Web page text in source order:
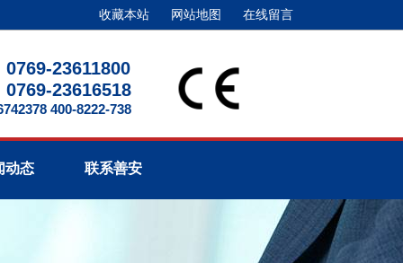
收藏本站 网站地图 在线留言
0769-23611800
0769-23616518
400-8222-738
动态 联系善安